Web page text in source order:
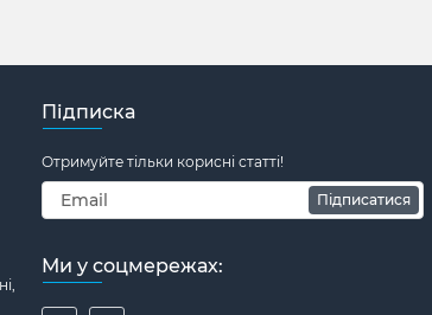
Підписка
Отримуйте тільки корисні статті!
Підписатися
Ми у соцмережах: